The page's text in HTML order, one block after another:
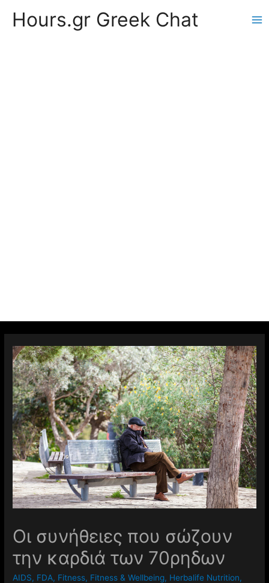
Hours.gr Greek Chat
Οι συνήθειες που σώζουν
την καρδιά των 70ρηδων
AIDS, FDA, Fitness, Fitness & Wellbeing, Herbalife Nutrition,